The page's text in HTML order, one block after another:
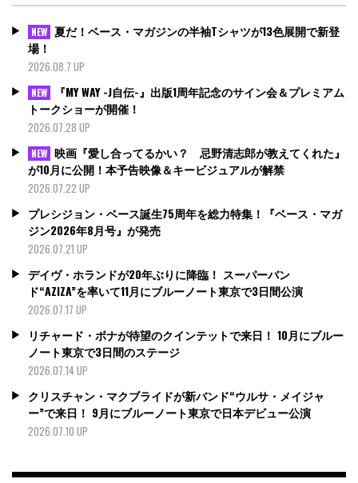
NEW 夏だ！ベース・マガジンの半袖Tシャツが13色展開で新登
場！
2026.08.7 UP
NEW
『MY WAY -J自伝-』出版1周年記念のサイン会＆プレミアム
トークショーが開催！
2026.07.28 UP
NEW 映画『愛し合ってるかい？ 忌野清志郎が教えてくれた』
が10月に公開！本予告映像＆キービジュアルが解禁
2026.07.22 UP
プレシジョン・ベース誕生75周年を総力特集！『ベース・マガ
ジン2026年8月号』が発売
2026.07.21 UP
デイヴ・ホランドが20年ぶりに降臨！ スーパーバン
ド“AZIZA”を率いて11月にブルーノート東京で3日間公演
2026.07.17 UP
リチャード・ボナが待望のクインテットで来日！ 10月にブルー
ノート東京で3日間のステージ
2026.07.14 UP
クリスチャン・マクブライドが新バンド“ウルサ・メイジャ
ー”で来日！ 9月にブルーノート東京で日本デビュー公演
2026.07.10 UP